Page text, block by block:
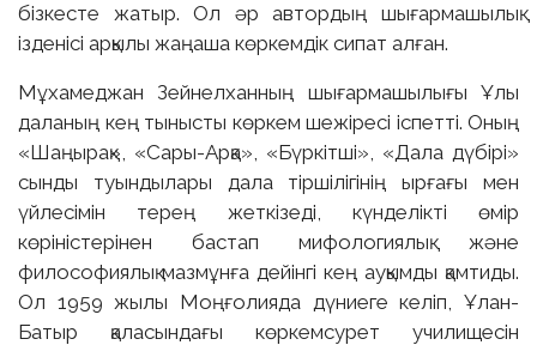
бізкесте жатыр. Ол әр автордың шығармашылық
ізденісі арқылы жаңаша көркемдік сипат алған.
Мұхамеджан Зейнелханның шығармашылығы Ұлы
даланың кең тынысты көркем шежіресі іспетті. Оның
«Шаңырақ», «Сары-Арқа», «Бүркітші», «Дала дүбірі»
сынды туындылары дала тіршілігінің ырғағы мен
үйлесімін терең жеткізеді, күнделікті өмір
көріністерінен бастап мифологиялық және
философиялық мазмұнға дейінгі кең ауқымды қамтиды.
Ол 1959 жылы Моңғолияда дүниеге келіп, Ұлан-
Батыр қаласындағы көркемсурет училищесін